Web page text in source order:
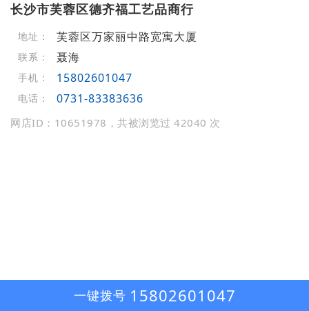
长沙市芙蓉区德齐福工艺品商行
地址： 芙蓉区万家丽中路宽寓大厦
联系： 聂海
手机： 15802601047
电话： 0731-83383636
网店ID：10651978，共被浏览过 42040 次
一键拨号 15802601047